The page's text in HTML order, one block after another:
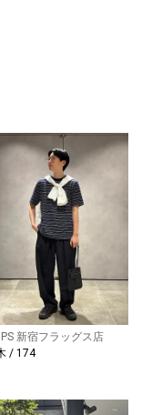
新宿フラッグス店
/ 174